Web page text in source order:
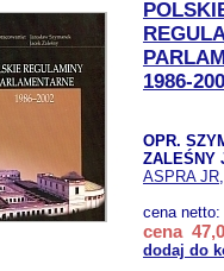
1986-
OPR.
ZALEŚNY
ASPRA JR
cena netto:
cena
dodaj do